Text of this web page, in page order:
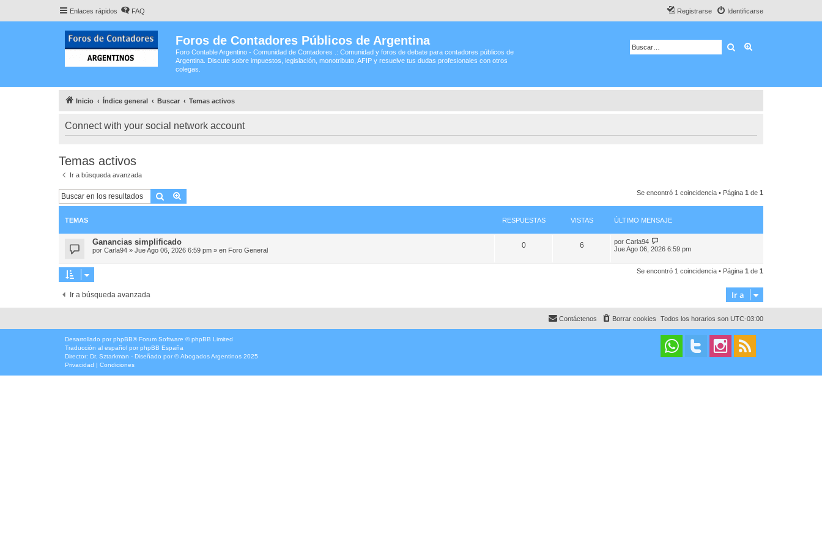
Enlaces rápidos FAQ Identificarse
Registrarse
Foros de Contadores Públicos de Argentina
Foro Contable Argentino - Comunidad de Contadores .: Comunidad y foros de debate para contadores públicos de
Argentina. Discute sobre impuestos, legislación, monotributo, AFIP y resuelve tus dudas profesionales con otros
colegas.
Buscar
Inicio Índice general Buscar Temas activos
Connect with your social network account
Temas activos
Ir a búsqueda avanzada
Buscar Se encontró 1 coincidencia • Página 1 de 1
TEMAS RESPUESTAS VISTAS ÚLTIMO MENSAJE
Ganancias simplificado
por Carla94 » Jue Ago 06, 2026 6:59 pm » en Foro General
0 6 por Carla94
Jue Ago 06, 2026 6:59 pm
Se encontró 1 coincidencia • Página 1 de 1
Ir a búsqueda avanzada Ir a
Todos los horarios son UTC-03:00
Borrar cookies
Contáctenos
Desarrollado por phpBB® Forum Software © phpBB Limited
Traducción al español por phpBB España
Director: Dr. Sztarkman - Diseñado por ©Abogados Argentinos 2025
Privacidad | Condiciones